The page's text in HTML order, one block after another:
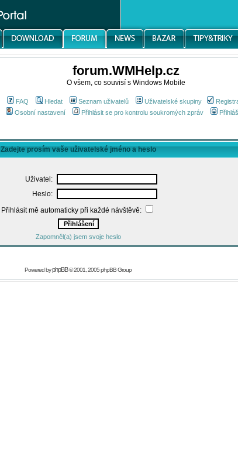
forum.WMHelp.cz
O všem, co souvisí s Windows Mobile
FAQ Hledat Seznam uživatelů Uživatelské skupiny
Osobní nastavení
Přihlásit se pro kontrolu soukromých zpráv
Zadejte prosím vaše uživatelské jméno a heslo
Uživatel:
Heslo:
Přihlásit mě automaticky při každé návštěvě:
Zapomněl(a) jsem svoje heslo
Powered byphpBB© 2001, 2005 phpBB Group